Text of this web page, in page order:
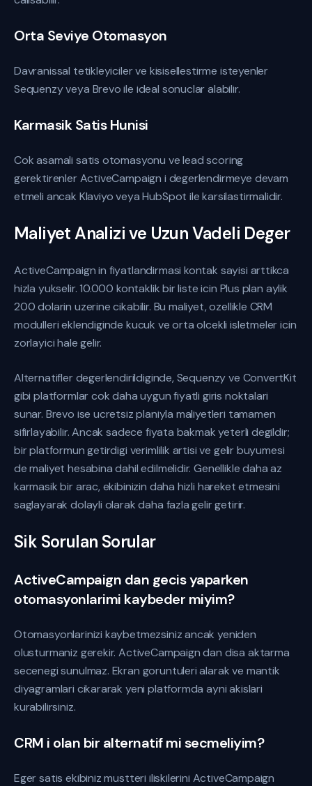
Orta Seviye Otomasyon
Davranissal tetikleyiciler ve kisisellestirme isteyenler
Sequenzy veya Brevo ile ideal sonuclar alabilir.
Karmasik Satis Hunisi
Cok asamali satis otomasyonu ve lead scoring
gerektirenler ActiveCampaign i degerlendirmeye devam
etmeli ancak Klaviyo veya HubSpot ile karsilastirmalidir.
Maliyet Analizi ve Uzun Vadeli Deger
ActiveCampaign in fiyatlandirmasi kontak sayisi arttikca
hizla yukselir. 10.000 kontaklik bir liste icin Plus plan aylik
200 dolarin uzerine cikabilir. Bu maliyet, ozellikle CRM
modulleri eklendiginde kucuk ve orta olcekli isletmeler icin
zorlayici hale gelir.
Alternatifler degerlendirildiginde, Sequenzy ve ConvertKit
gibi platformlar cok daha uygun fiyatli giris noktalari
sunar. Brevo ise ucretsiz planiyla maliyetleri tamamen
sifirlayabilir. Ancak sadece fiyata bakmak yeterli degildir;
bir platformun getirdigi verimlilik artisi ve gelir buyumesi
de maliyet hesabina dahil edilmelidir. Genellikle daha az
karmasik bir arac, ekibinizin daha hizli hareket etmesini
saglayarak dolayli olarak daha fazla gelir getirir.
Sik Sorulan Sorular
ActiveCampaign dan gecis yaparken
otomasyonlarimi kaybeder miyim?
Otomasyonlarinizi kaybetmezsiniz ancak yeniden
olusturmaniz gerekir. ActiveCampaign dan disa aktarma
secenegi sunulmaz. Ekran goruntuleri alarak ve mantik
diyagramlari cikararak yeni platformda ayni akislari
kurabilirsiniz.
CRM i olan bir alternatif mi secmeliyim?
Eger satis ekibiniz mustteri iliskilerini ActiveCampaign